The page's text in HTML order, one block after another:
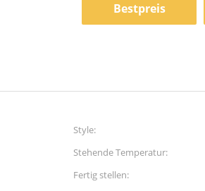
Bestpreis
Style:
Stehende Temperatur:
Fertig stellen: